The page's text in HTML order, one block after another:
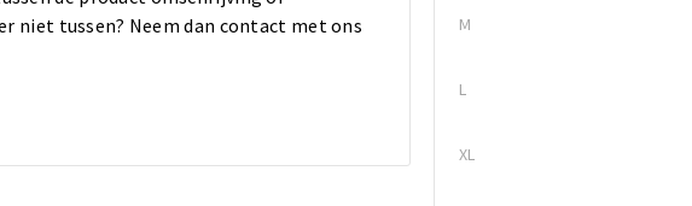
niet tussen? Neem dan contact met ons
M
L
XL